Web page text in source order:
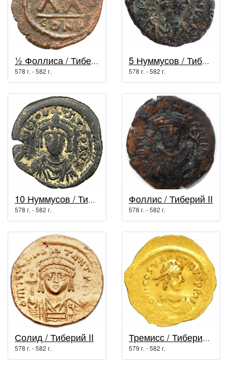
½ Фоллиса / Тиберий II
578 г. - 582 г.
5 Нуммусов / Тиберий II
578 г. - 582 г.
10 Нуммусов / Тиберий II
578 г. - 582 г.
Фоллис / Тиберий II
578 г. - 582 г.
Солид / Тиберий II
578 г. - 582 г.
Тремисс / Тиберий II
579 г. - 582 г.